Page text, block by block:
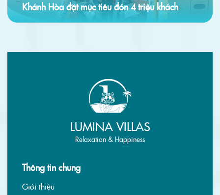
Khánh Hòa đặt mục tiêu đón 4 triệu khách
LUMINA VILLAS
Relaxation & Happiness
Thông tin chung
Giới thiệu